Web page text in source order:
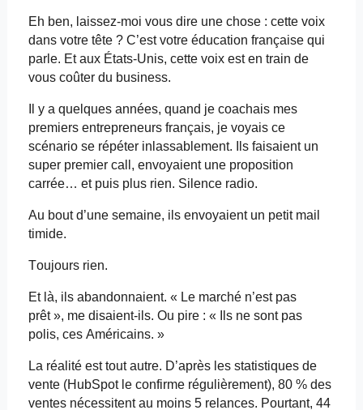
Eh ben, laissez-moi vous dire une chose : cette voix
dans votre tête ? C’est votre éducation française qui
parle. Et aux États-Unis, cette voix est en train de
vous coûter du business.
Il y a quelques années, quand je coachais mes
premiers entrepreneurs français, je voyais ce
scénario se répéter inlassablement. Ils faisaient un
super premier call, envoyaient une proposition
carrée… et puis plus rien. Silence radio.
Au bout d’une semaine, ils envoyaient un petit mail
timide.
Toujours rien.
Et là, ils abandonnaient. « Le marché n’est pas
prêt », me disaient-ils. Ou pire : « Ils ne sont pas
polis, ces Américains. »
La réalité est tout autre. D’après les statistiques de
vente (HubSpot le confirme régulièrement), 80 % des
ventes nécessitent au moins 5 relances. Pourtant, 44